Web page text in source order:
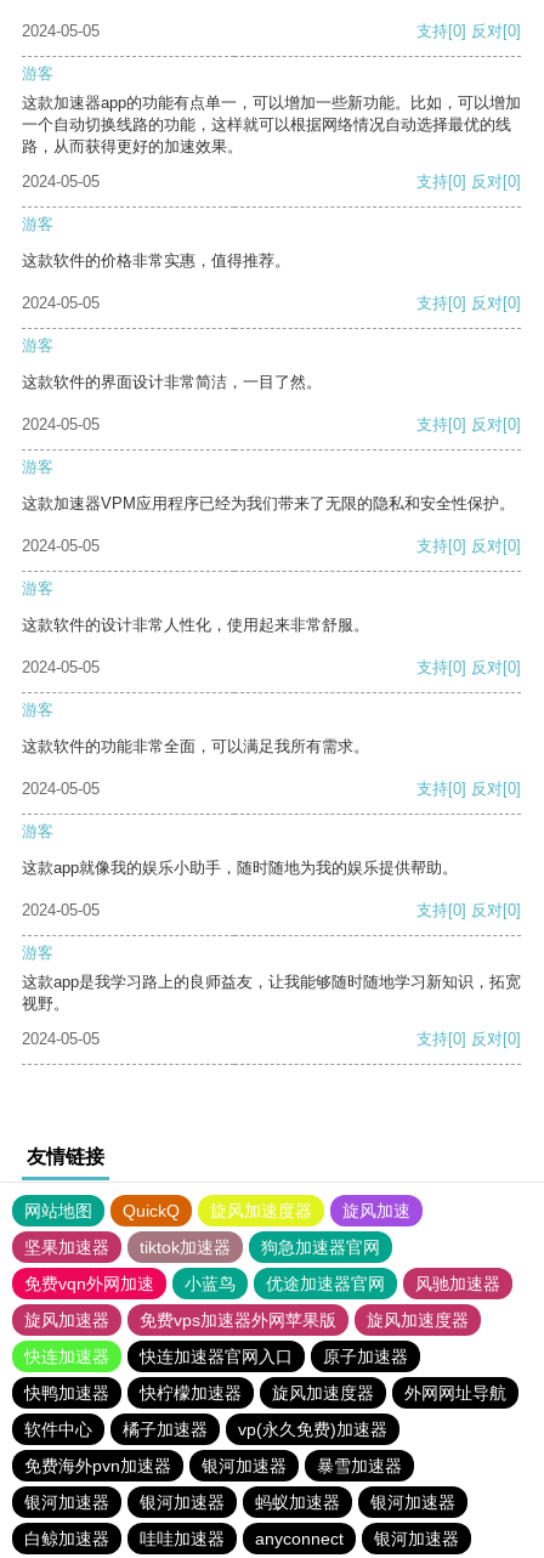
2024-05-05 支持[0] 反对[0]
游客
这款加速器app的功能有点单一，可以增加一些新功能。比如，可以增加
一个自动切换线路的功能，这样就可以根据网络情况自动选择最优的线
路，从而获得更好的加速效果。
2024-05-05
支持[0] 反对[0]
游客
这款软件的价格非常实惠，值得推荐。
2024-05-05 支持[0] 反对[0]
游客
这款软件的界面设计非常简洁，一目了然。
2024-05-05 支持[0] 反对[0]
游客
这款加速器VPM应用程序已经为我们带来了无限的隐私和安全性保护。
2024-05-05 支持[0] 反对[0]
游客
这款软件的设计非常人性化，使用起来非常舒服。
2024-05-05 支持[0] 反对[0]
游客
这款软件的功能非常全面，可以满足我所有需求。
2024-05-05 支持[0] 反对[0]
游客
这款app就像我的娱乐小助手，随时随地为我的娱乐提供帮助。
2024-05-05 支持[0] 反对[0]
游客
这款app是我学习路上的良师益友，让我能够随时随地学习新知识，拓宽
视野。
2024-05-05
支持[0] 反对[0]
友情链接
网站地图 QuickQ 旋风加速度器
旋风加速
坚果加速器
tiktok加速器
狗急加速器官网
免费vqn外网加速
小蓝鸟 优途加速器官网
风驰加速器
旋风加速器
免费vps加速器外网苹果版
旋风加速度器
快连加速器
快连加速器官网入口
原子加速器
快鸭加速器
快柠檬加速器 旋风加速度器
外网网址导航
软件中心
橘子加速器
vp(永久免费)加速器
免费海外pvn加速器
银河加速器
暴雪加速器
银河加速器
银河加速器 蚂蚁加速器
银河加速器
白鲸加速器
哇哇加速器 anyconnect 银河加速器